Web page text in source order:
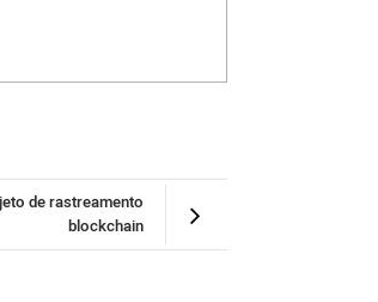
de rastreamento
blockchain